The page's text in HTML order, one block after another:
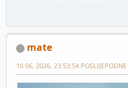
mate
10 06, 2026, 23:53:54 POSLIJEPODNE